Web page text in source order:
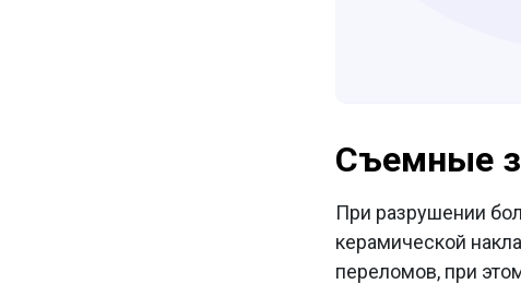
Съемные
При разрушении
керамической
переломов, при